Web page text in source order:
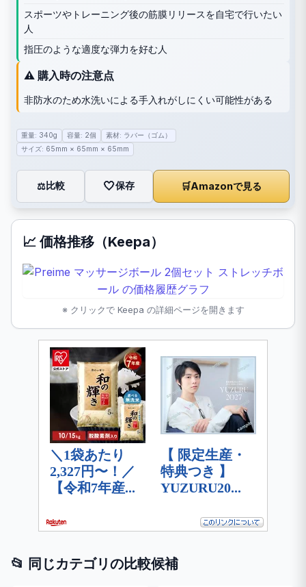
スポーツやトレーニング後の筋膜リリースを自宅で行いたい
人
指圧のような適度な弾力を好む人
⚠️ 購入時の注意点
非防水のため水洗いによる手入れがしにくい可能性がある
重量: 340g 容量: 2個
素材: ラバー（ゴム）
サイズ: 65mm × 65mm × 65mm
⚖️比較 🤍保存 🛒Amazonで見る
📈 価格推移（Keepa）
※ クリックで Keepa の詳細ページを開きます
📂 同じカテゴリの比較候補